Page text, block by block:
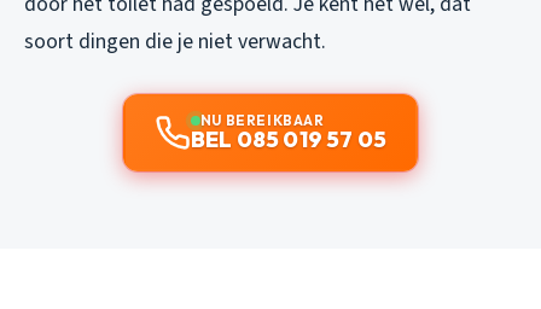
soort dingen die je niet verwacht.
NU BEREIKBAAR
BEL 085 019 57 05